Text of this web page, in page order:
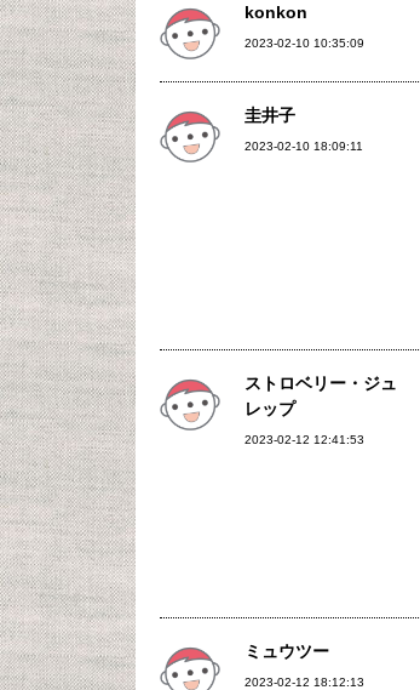
konkon
2023-02-10 10:35:09
圭井子
2023-02-10 18:09:11
ストロベリー・ジュ
レップ
2023-02-12 12:41:53
ミュウツー
2023-02-12 18:12:13